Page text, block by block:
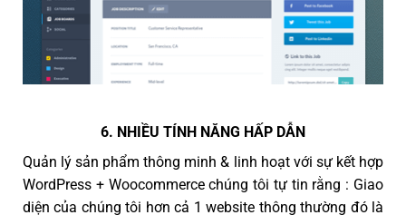
6. NHIỀU TÍNH NĂNG HẤP DẪN
Quản lý sản phẩm thông minh & linh hoạt với sự kết hợp
WordPress + Woocommerce chúng tôi tự tin rằng : Giao
diện của chúng tôi hơn cả 1 website thông thường đó là